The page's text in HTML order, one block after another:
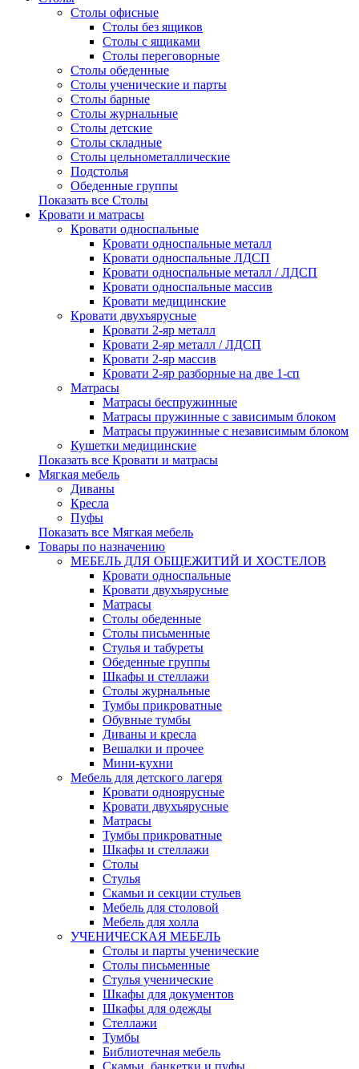
Столы офисные
Столы без ящиков
Столы с ящиками
Столы переговорные
Столы обеденные
Столы ученические и парты
Столы барные
Столы журнальные
Столы детские
Столы складные
Столы цельнометаллические
Подстолья
Обеденные группы
Показать все Столы
Кровати и матрасы
Кровати односпальные
Кровати односпальные металл
Кровати односпальные ЛДСП
Кровати односпальные металл / ЛДСП
Кровати односпальные массив
Кровати медицинские
Кровати двухъярусные
Кровати 2-яр металл
Кровати 2-яр металл / ЛДСП
Кровати 2-яр массив
Кровати 2-яр разборные на две 1-сп
Матрасы
Матрасы беспружинные
Матрасы пружинные с зависимым блоком
Матрасы пружинные с независимым блоком
Кушетки медицинские
Показать все Кровати и матрасы
Мягкая мебель
Диваны
Кресла
Пуфы
Показать все Мягкая мебель
Товары по назначению
МЕБЕЛЬ ДЛЯ ОБЩЕЖИТИЙ И ХОСТЕЛОВ
Кровати односпальные
Кровати двухъярусные
Матрасы
Столы обеденные
Столы письменные
Стулья и табуреты
Обеденные группы
Шкафы и стеллажи
Столы журнальные
Тумбы прикроватные
Обувные тумбы
Диваны и кресла
Вешалки и прочее
Мини-кухни
Мебель для детского лагеря
Кровати одноярусные
Кровати двухъярусные
Матрасы
Тумбы прикроватные
Шкафы и стеллажи
Столы
Стулья
Скамьи и секции стульев
Мебель для столовой
Мебель для холла
УЧЕНИЧЕСКАЯ МЕБЕЛЬ
Столы и парты ученические
Столы письменные
Стулья ученические
Шкафы для документов
Шкафы для одежды
Стеллажи
Тумбы
Библиотечная мебель
Скамьи, банкетки и пуфы